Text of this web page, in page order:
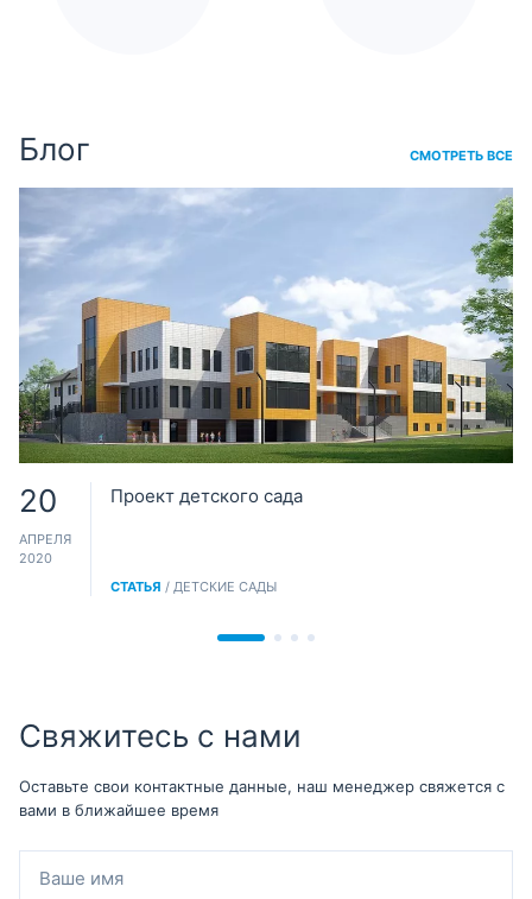
Блог СМОТРЕТЬ ВСЕ
20
АПРЕЛЯ
2020
Проект детского сада
СТАТЬЯ / ДЕТСКИЕ САДЫ
Свяжитесь с нами
Оставьте свои контактные данные, наш менеджер свяжется с
вами в ближайшее время